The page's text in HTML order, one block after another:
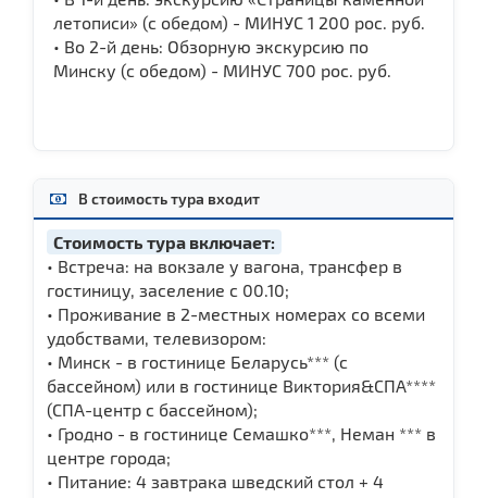
летописи» (с обедом) - МИНУС 1 200 рос. руб.
• Во 2-й день: Обзорную экскурсию по
Минску (с обедом) - МИНУС 700 рос. руб.
В стоимость тура входит
Стоимость тура включает:
• Встреча: на вокзале у вагона, трансфер в
гостиницу, заселение с 00.10;
• Проживание в 2-местных номерах со всеми
удобствами, телевизором:
• Минск - в гостинице Беларусь*** (с
бассейном) или в гостинице Виктория&СПА****
(СПА-центр с бассейном);
• Гродно - в гостинице Семашко***, Неман *** в
центре города;
• Питание: 4 завтрака шведский стол + 4